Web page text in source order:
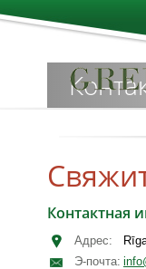
Контактная
Адрес:
Э-почта: